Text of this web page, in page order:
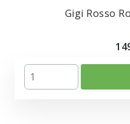
Gigi Rosso